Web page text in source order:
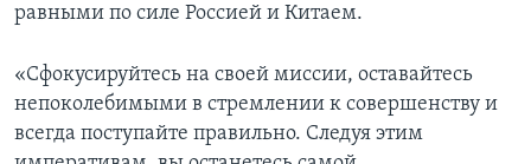
равными по силе Россией и Китаем.
«Сфокусируйтесь на своей миссии, оставайтесь
непоколебимыми в стремлении к совершенству и
всегда поступайте правильно. Следуя этим